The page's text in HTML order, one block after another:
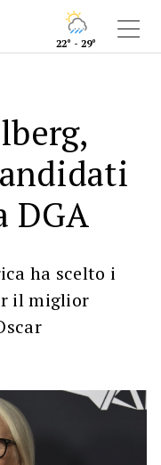
22° - 29°
DGA
ha scelto i
il miglior